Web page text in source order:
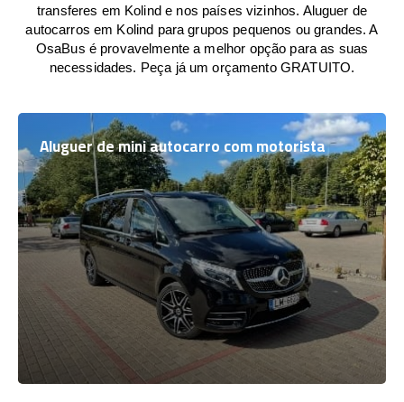
transferes em Kolind e nos países vizinhos. Aluguer de
autocarros em Kolind para grupos pequenos ou grandes. A
OsaBus é provavelmente a melhor opção para as suas
necessidades. Peça já um orçamento GRATUITO.
Aluguer de mini autocarro com motorista